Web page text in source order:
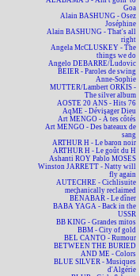
Goa
Alain BASHUNG - Osez
Joséphine
Alain BASHUNG - That's all
right
Angela McCLUSKEY - The
things we do
Angelo DEBARRE/Ludovic
BEIER - Paroles de swing
Anne-Sophie
MUTTER/Lambert ORKIS -
The silver album
AOSTE 20 ANS - Hits 76
AqME - Dévisager Dieu
Art MENGO - À tes côtés
Art MENGO - Des bateaux de
sang
ARTHUR H - Le baron noir
ARTHUR H - Le goût du H
Ashanti ROY Pablo MOSES
Winston JARRETT - Natty will
fly again
AUTECHRE - Cichlisuite
mechanically reclaimed
BÉNABAR - Le dîner
BABA YAGA - Back in the
USSR
BB KING - Grandes mitos
BBM - City of gold
BEL CANTO - Rumour
BETWEEN THE BURIED
AND ME - Colors
BLUE SILVER - Musiques
d'Algérie